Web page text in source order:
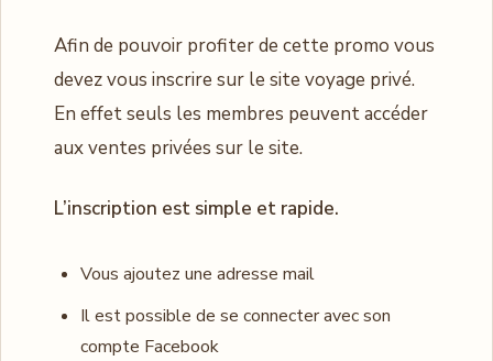
Afin de pouvoir profiter de cette promo vous
devez vous inscrire sur le site voyage privé.
En effet seuls les membres peuvent accéder
aux ventes privées sur le site.
L’inscription est simple et rapide.
Vous ajoutez une adresse mail
Il est possible de se connecter avec son
compte Facebook